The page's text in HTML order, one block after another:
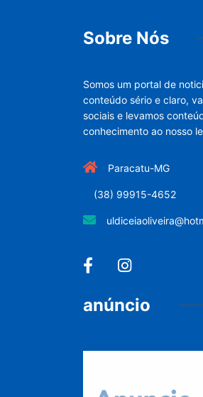
Sobre Nós
Somos um portal de
conteúdo sério e claro,
sociais e levamos
conhecimento ao nosso
Paracatu-MG
(38) 99915-4652
anúncio